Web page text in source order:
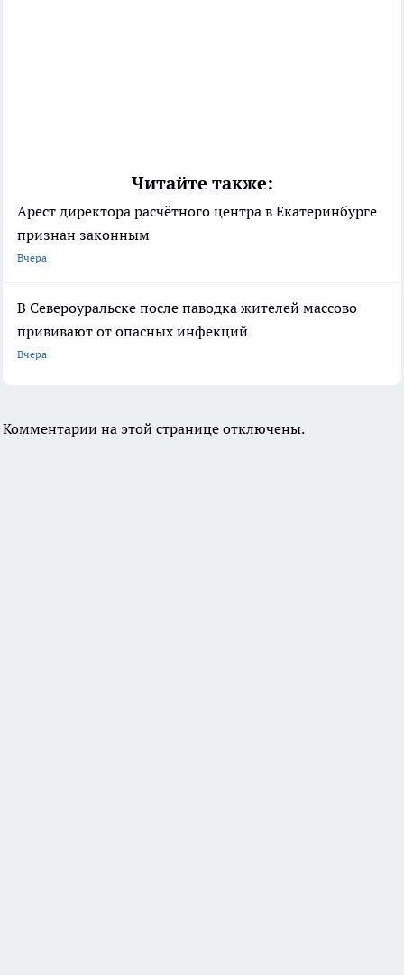
Читайте также:
Арест директора расчётного центра в Екатеринбурге
признан законным
Вчера
В Североуральске после паводка жителей массово
прививают от опасных инфекций
Вчера
Комментарии на этой странице отключены.